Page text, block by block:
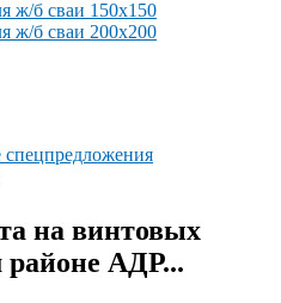
ж/б сваи 150x150
ж/б сваи 200x200
спецпредложения
на винтовых
районе АДР...